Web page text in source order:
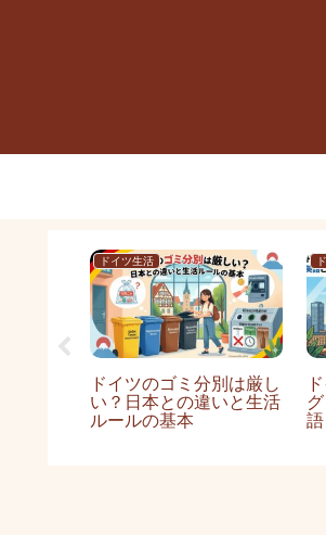
ドイツ生活
ドイツのゴミ分別は厳し
い？日本との違いと生活
ルールの基本